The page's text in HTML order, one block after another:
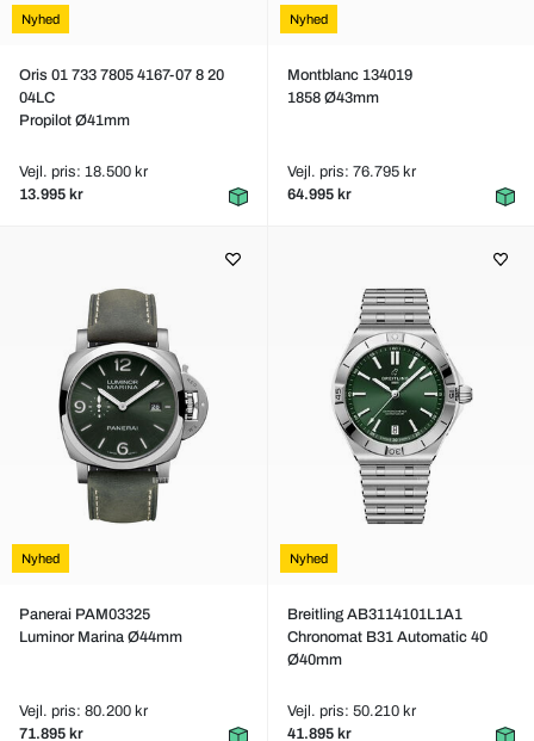
Nyhed
Oris 01 733 7805 4167-07 8 20
04LC
Propilot Ø41mm
Vejl. pris: 18.500 kr
13.995 kr
Nyhed
Montblanc 134019
1858 Ø43mm
Vejl. pris: 76.795 kr
64.995 kr
Nyhed
Panerai PAM03325
Luminor Marina Ø44mm
Vejl. pris: 80.200 kr
71.895 kr
Nyhed
Breitling AB3114101L1A1
Chronomat B31 Automatic 40
Ø40mm
Vejl. pris: 50.210 kr
41.895 kr